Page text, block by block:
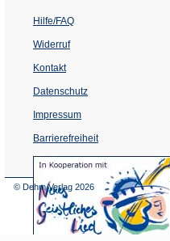
Hilfe/FAQ
Widerruf
Kontakt
Datenschutz
Impressum
Barrierefreiheit
© Dehm Verlag 2026